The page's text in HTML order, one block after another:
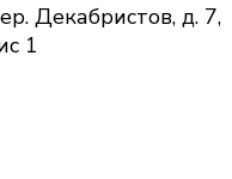
Декабристов, д. 7,
1